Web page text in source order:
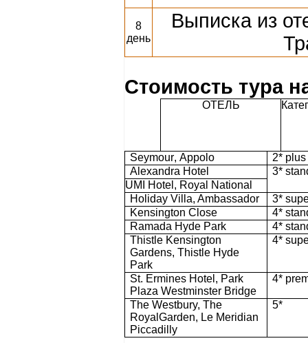
8
день
Выписка из
Стоимость тура
ОТЕЛЬ
Seymour,Appolo
2* plus
Alexandra Hotel
3*
UMI Hotel, Royal National
Holiday Villa, Ambassador
3*
Kensington Close
4*
Ramada Hyde Park
4* s
Thistle Kensington
Gardens, Thistle Hyde
Park
4*
St. Ermines Hotel, Park
Plaza Westminster Bridge
4*
The Westbury, The
RoyalGarden, Le Meridian
Piccadilly
5*